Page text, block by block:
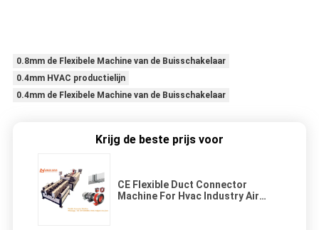
0.8mm de Flexibele Machine van de Buisschakelaar
0.4mm HVAC productielijn
0.4mm de Flexibele Machine van de Buisschakelaar
Krijg de beste prijs voor
CE Flexible Duct Connector
Machine For Hvac Industry Air